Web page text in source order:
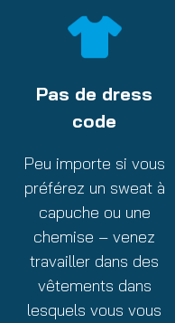
Pas de dress
code
Peu importe si vous
préférez un sweat à
capuche ou une
chemise – venez
travailler dans des
vêtements dans
lesquels vous vous